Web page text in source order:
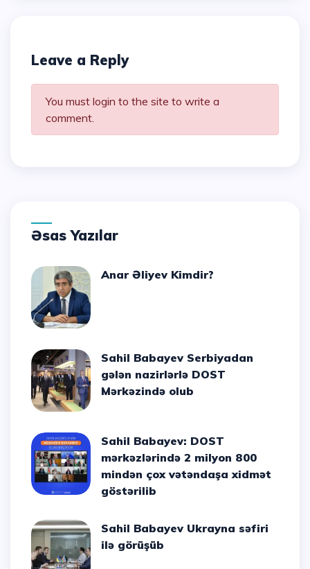
Leave a Reply
You must login to the site to write a
comment.
Əsas Yazılar
Anar Əliyev Kimdir?
Sahil Babayev Serbiyadan
gələn nazirlərlə DOST
Mərkəzində olub
Sahil Babayev: DOST
mərkəzlərində 2 milyon 800
mindən çox vətəndaşa xidmət
göstərilib
Sahil Babayev Ukrayna səfiri
ilə görüşüb